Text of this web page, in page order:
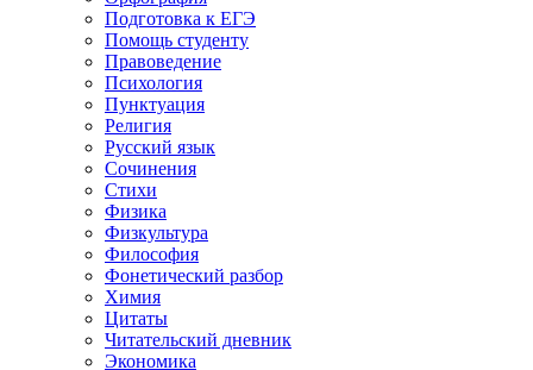
Подготовка к ЕГЭ
Помощь студенту
Правоведение
Психология
Пунктуация
Религия
Русский язык
Сочинения
Стихи
Физика
Физкультура
Философия
Фонетический разбор
Химия
Цитаты
Читательский дневник
Экономика